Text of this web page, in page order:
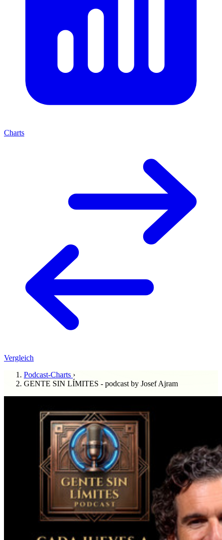
Charts
Vergleich
Podcast-Charts ›
GENTE SIN LÍMITES - podcast by Josef Ajram